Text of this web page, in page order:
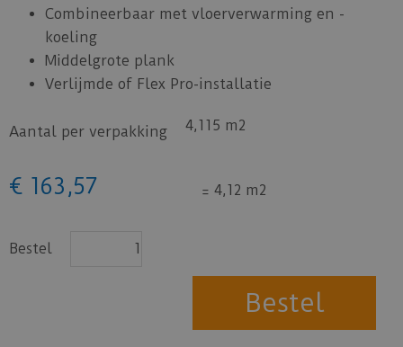
Combineerbaar met vloerverwarming en -
koeling
Middelgrote plank
Verlijmde of Flex Pro-installatie
Aantal per verpakking 4,115 m2
€ 163 ,57 = 4,12 m2
Bestel